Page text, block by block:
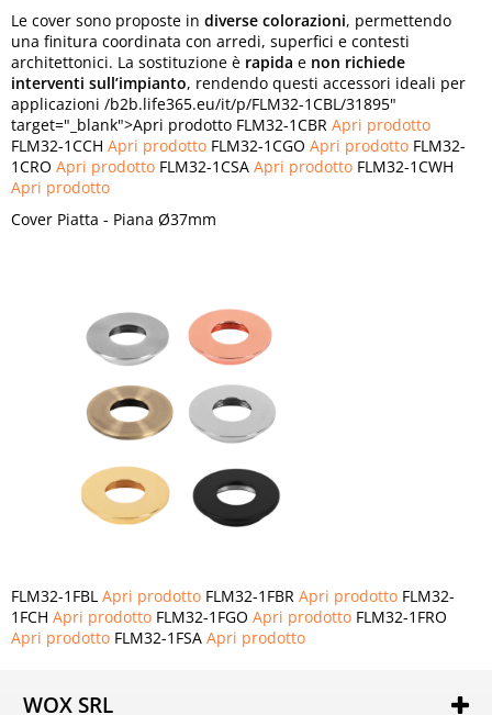
Le cover sono proposte in diverse colorazioni, permettendo
una finitura coordinata con arredi, superfici e contesti
architettonici. La sostituzione è rapida e non richiede
interventi sull’impianto, rendendo questi accessori ideali per
applicazioni /b2b.life365.eu/it/p/FLM32-1CBL/31895"
target="_blank">Apri prodotto FLM32-1CBR Apri prodotto
FLM32-1CCH Apri prodotto FLM32-1CGO Apri prodotto FLM32-
1CRO Apri prodotto FLM32-1CSA Apri prodotto FLM32-1CWH
Apri prodotto
Cover Piatta - Piana Ø37mm
FLM32-1FBL Apri prodotto FLM32-1FBR Apri prodotto FLM32-
1FCH Apri prodotto FLM32-1FGO Apri prodotto FLM32-1FRO
Apri prodotto FLM32-1FSA Apri prodotto
WOX SRL